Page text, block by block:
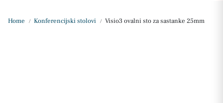
Home / Konferencijski stolovi / Visio3 ovalni sto za sastanke 25mm